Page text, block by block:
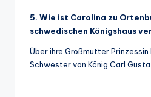
5. Wie ist Carolina zu
schwedischen Königshaus
Über ihre Großmutter
Schwester von König Carl